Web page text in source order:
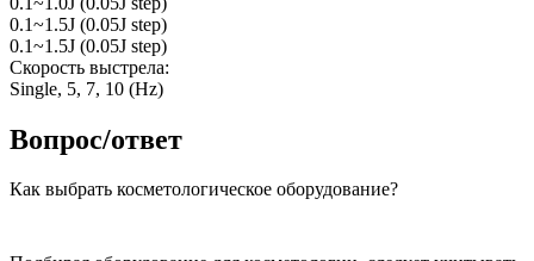
0.1~1.5J (0.05J step)
0.1~1.5J (0.05J step)
Скорость выстрела:
Single, 5, 7, 10 (Hz)
Вопрос/ответ
Как выбрать косметологическое оборудование?